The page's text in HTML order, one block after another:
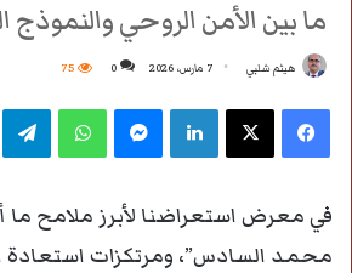
ما بين الأمن الروحي والنموذج
هيثم شلبي 7 مارس، 2026 0
75
فيسبوك ‫X لينكدإن ماسنجر واتساب
في معرض استعراضنا لأبرز ملامح ما
محمد السادس”، ومرتكزات استعادة